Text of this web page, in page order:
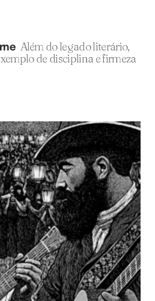
Além do legado literário,
de disciplina e firmeza